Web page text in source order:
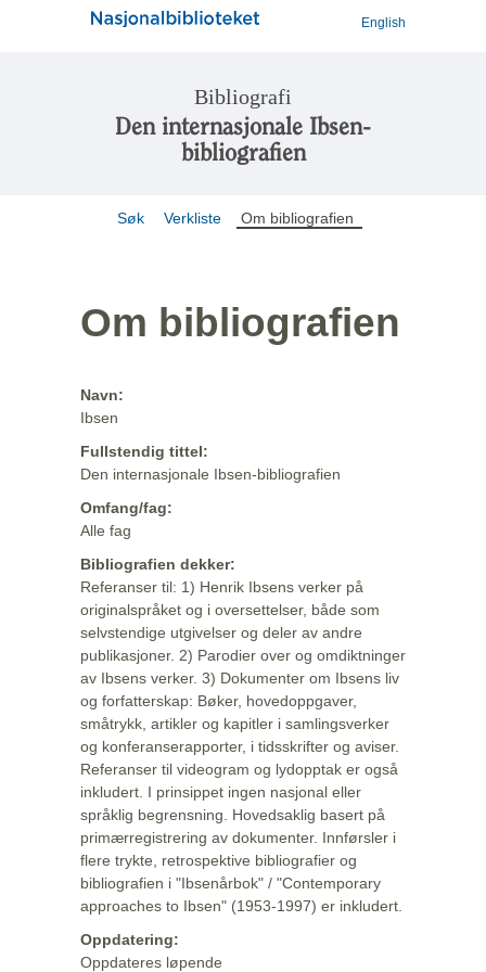
English
Bibliografi
Den internasjonale Ibsen-
bibliografien
Søk Verkliste Om bibliografien
Om bibliografien
Navn:
Ibsen
Fullstendig tittel:
Den internasjonale Ibsen-bibliografien
Omfang/fag:
Alle fag
Bibliografien dekker:
Referanser til: 1) Henrik Ibsens verker på
originalspråket og i oversettelser, både som
selvstendige utgivelser og deler av andre
publikasjoner. 2) Parodier over og omdiktninger
av Ibsens verker. 3) Dokumenter om Ibsens liv
og forfatterskap: Bøker, hovedoppgaver,
småtrykk, artikler og kapitler i samlingsverker
og konferanserapporter, i tidsskrifter og aviser.
Referanser til videogram og lydopptak er også
inkludert. I prinsippet ingen nasjonal eller
språklig begrensning. Hovedsaklig basert på
primærregistrering av dokumenter. Innførsler i
flere trykte, retrospektive bibliografier og
bibliografien i "Ibsenårbok" / "Contemporary
approaches to Ibsen" (1953-1997) er inkludert.
Oppdatering:
Oppdateres løpende